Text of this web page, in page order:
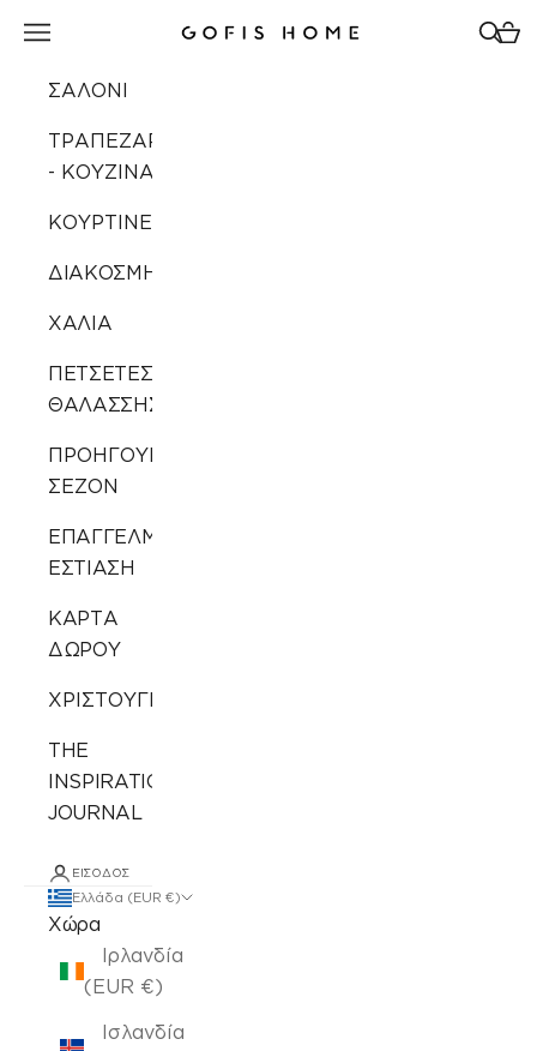
Gofis Home
Άνοιγμα μενού πλοήγησης
ΣΑΛΟΝΙ
ΤΡΑΠΕΖΑΡΙΑ
- ΚΟΥΖΙΝΑ
ΚΟΥΡΤΙΝΕΣ
ΔΙΑΚΟΣΜΗΣΗ
ΧΑΛΙΑ
ΠΕΤΣΕΤΕΣ
ΘΑΛΑΣΣΗΣ
ΠΡΟΗΓΟΥΜΕΝΩΝ
ΣΕΖΟΝ
ΕΠΑΓΓΕΛΜΑΤΙΚΗ
ΕΣΤΙΑΣΗ
ΚΑΡΤΑ
ΔΩΡΟΥ
ΧΡΙΣΤΟΥΓΕΝΝΙΑΤΙΚΑ
THE
INSPIRATION
JOURNAL
ΕΊΣΟΔΟΣ
Ελλάδα (EUR €)
Χώρα
Ιρλανδία
(EUR €)
Ισλανδία